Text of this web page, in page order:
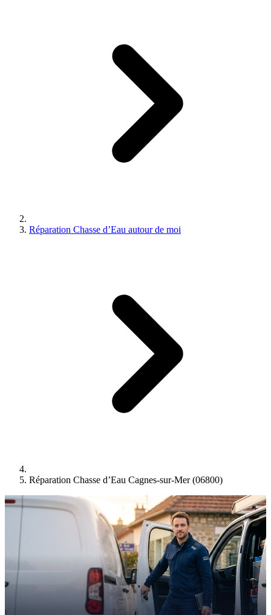
Réparation Chasse d’Eau autour de moi
Réparation Chasse d’Eau Cagnes-sur-Mer (06800)